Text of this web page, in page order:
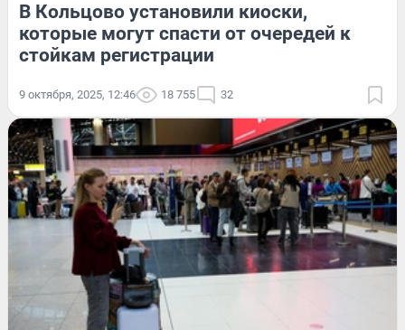
В Кольцово установили киоски,
которые могут спасти от очередей к
стойкам регистрации
9 октября, 2025, 12:46 18 755 32